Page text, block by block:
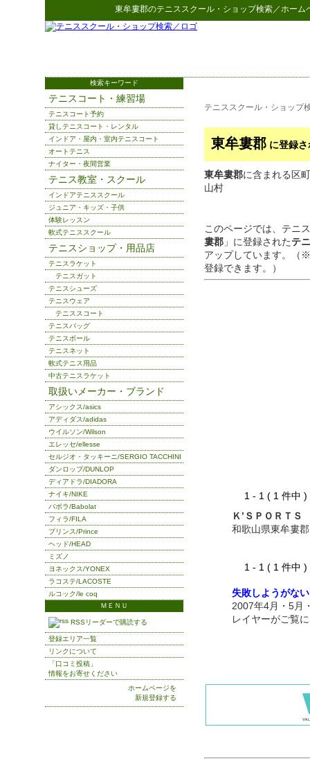
東牟婁郡のテニススクール・ショップ検索／ホーム
テニススクール・ショップ
東牟婁郡 に登録
東牟婁郡に含まれる区
山村
このページでは、テニ
婁郡 」に登録されたテ
アップしています。（
登録できます。）
1 - 1 ( 1 件
Ｋ’ＳＰＯＲＴＳ
和歌山県東牟婁
1 - 1 ( 1 件
失敗しようがな
2007年4月・5月
レイヤーがご覧
検索キーワード
テニスコート・練習場
テニスコート予約
貸しテニスコート・レンタル
インドア・屋内・室内テニスコート
オートテニス
ナイター・夜間営業
テニス教室・スクール
インドアテニススクール
ジュニア・キッズ・子供
体験レッスン
軟式テニススクール
テニスショップ・用品店
テニスラケット
テニスガット
テニスシューズ
テニスウェア
テニススコート
テニスバッグ
テニスボール
テニスネット
軟式テニス用品
中古テニスラケット
取扱いメーカー・ブランド
アシックス/asics
アディダス/adidas
ウイルソン/Wilson
エレッセ/ellesse
セルジオ・タッキーニ/SERGIO TACCHINI
ダンロップ/DUNLOP
ディアドラ/DIADORA
ナイキ/NIKE
バボラ/Babolat
フィラ/FILA
プリンス/Prince
ヘッド/HEAD
ミズノ
ヨネックス/YONEX
ラコステ/LACOSTE
ルコック/le coq
ＭＥＮＵ
RSSリーダーで購読する
登録エリア一覧
リンクについて
「口コミ投稿」
情報をお寄せください
ホームページを
新規登録する